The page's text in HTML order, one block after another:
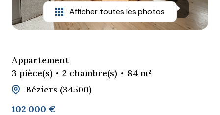
Afficher toutes les photos
Appartement
3 pièce(s)
2 chambre(s)
84 m²
Béziers (34500)
102 000 €